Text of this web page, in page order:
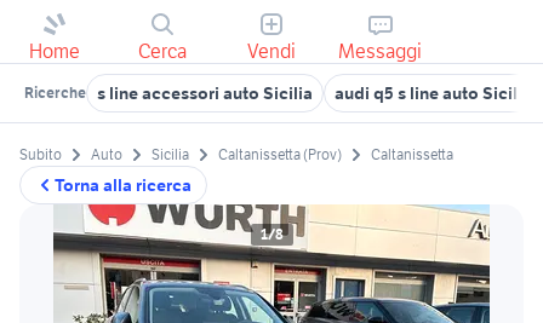
Home Cerca Vendi Messaggi
Ricerche s line accessori auto Sicilia audi q5 s line auto Sicilia
Torna alla ricerca
Subito Auto Sicilia Caltanissetta (Prov) Caltanissetta
1/8